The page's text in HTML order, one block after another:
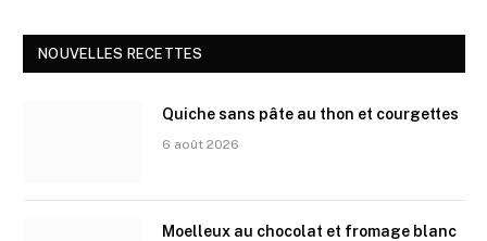
NOUVELLES RECETTES
Quiche sans pâte au thon et courgettes
6 août 2026
Moelleux au chocolat et fromage blanc